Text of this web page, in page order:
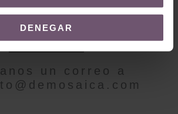
DENEGAR
MÁS INFORMACIÓN?
Contacto
un correo a